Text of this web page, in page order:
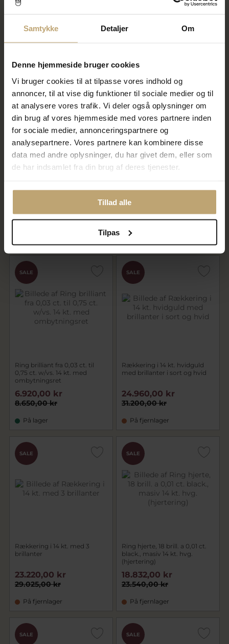
Samtykke Detaljer Om
Denne hjemmeside bruger cookies
Vi bruger cookies til at tilpasse vores indhold og
annoncer, til at vise dig funktioner til sociale medier og til
at analysere vores trafik. Vi deler også oplysninger om
din brug af vores hjemmeside med vores partnere inden
for sociale medier, annonceringspartnere og
analysepartnere. Vores partnere kan kombinere disse
data med andre oplysninger, du har givet dem, eller som
de har indsamlet fra din brug af deres tjenester.
Tillad alle
Tilpas
35.625,00 kr
28.500,00 kr 28.860,00 kr
SALE
14 kt. hvg. m. safir og
38.375,00 kr
30.700,00 kr
SALE
0,75 ct. w/vs. 14 kt. hvidguld
med ombytningsret
9.050,00 kr
7.240,00 kr
SALE
Ring brilliant fra 0,03 ct. til
0,75 ct. w/vs. 14 kt. med
ombytningsret
8.650,00 kr
6.920,00 kr
På lager
SALE
Rækkering i 14 kt. hvidguld
med brillanter i sort og hvid
31.200,00 kr
24.960,00 kr
På fjernlager
SALE
Rækkering i 14 kt. med 3
brillanter
29.025,00 kr
23.220,00 kr
På fjernlager
SALE
Ring hjerte, 18 brill. a 0,01 ct.
black., masiv 14 kt. hvg.
(hjertering)
23.540,00 kr
18.832,00 kr
På fjernlager
SALE SALE